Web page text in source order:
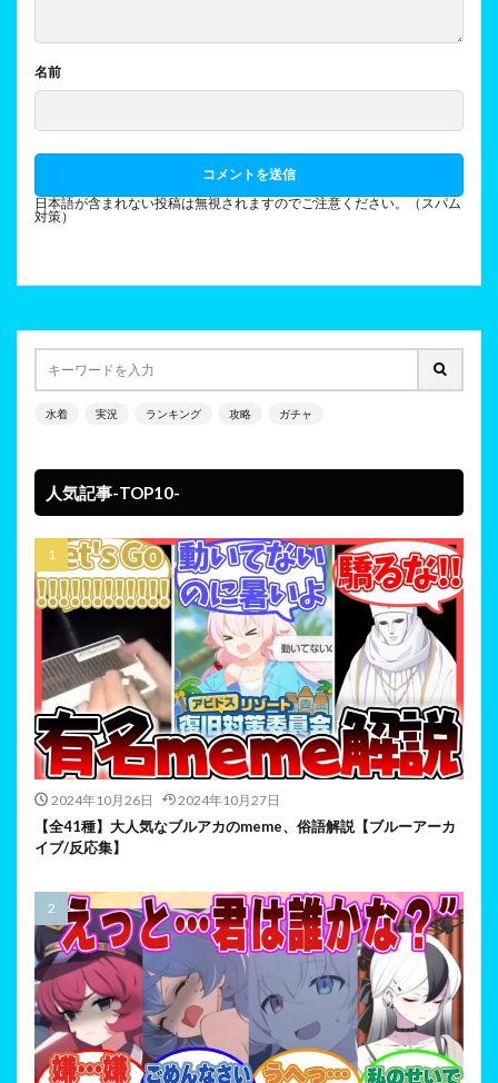
名前
日本語が含まれない投稿は無視されますのでご注意ください。（スパム
対策）
水着 実況 ランキング 攻略 ガチャ
人気記事-TOP10-
2024年10月26日 2024年10月27日
【全41種】大人気なブルアカのmeme、俗語解説【ブルーアーカ
イブ/反応集】